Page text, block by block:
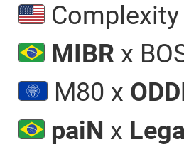
Complexity
MIBR x
M80 x
paiN x